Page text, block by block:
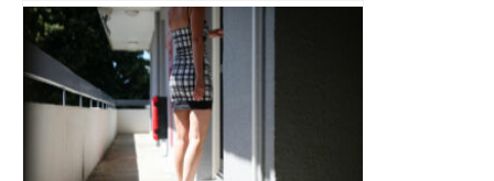
« Rien d'inquiétant » pour Guillaume
Restes, le gardien de Toulouse, après
sa sortie à Metz – L'Équipe